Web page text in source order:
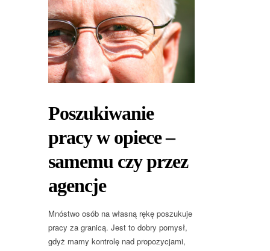
Poszukiwanie
pracy w opiece –
samemu czy przez
agencje
Mnóstwo osób na własną rękę poszukuje
pracy za granicą. Jest to dobry pomysł,
gdyż mamy kontrolę nad propozycjami,